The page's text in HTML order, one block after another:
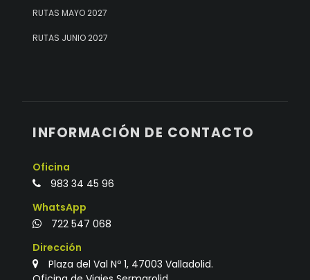
RUTAS MAYO 2027
RUTAS JUNIO 2027
INFORMACIÓN DE CONTACTO
Oficina
983 34 45 96
WhatsApp
722 547 068
Dirección
Plaza del Val Nº 1, 47003 Valladolid.